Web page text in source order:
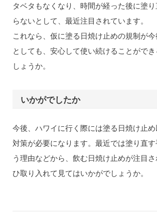
タベタもなくなり、時間が経った後に塗
らないとして、最近注目されています。
これなら、仮に塗る日焼け止めの規制が
としても、安心して使い続けることがで
しょうか。
いかがでしたか
今後、ハワイに行く際には塗る日焼け止
対策が必要になります。最近では塗り直
う理由などから、飲む日焼け止めが注目
ひ取り入れて見てはいかがでしょうか。